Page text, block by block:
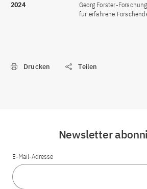
2024
Georg Forster-
für erfahrene
Drucken Teilen
Newsletter
E-Mail-Adresse